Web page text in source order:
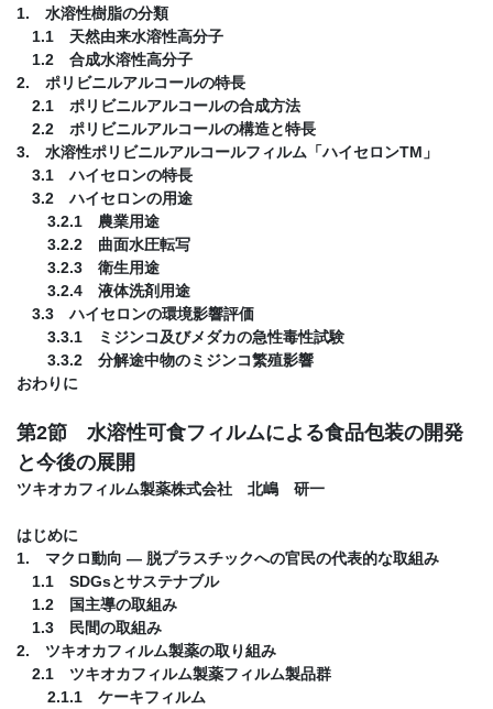
1. 水溶性樹脂の分類
1.1 天然由来水溶性高分子
1.2 合成水溶性高分子
2. ポリビニルアルコールの特長
2.1 ポリビニルアルコールの合成方法
2.2 ポリビニルアルコールの構造と特長
3. 水溶性ポリビニルアルコールフィルム「ハイセロンTM」
3.1 ハイセロンの特長
3.2 ハイセロンの用途
3.2.1 農業用途
3.2.2 曲面水圧転写
3.2.3 衛生用途
3.2.4 液体洗剤用途
3.3 ハイセロンの環境影響評価
3.3.1 ミジンコ及びメダカの急性毒性試験
3.3.2 分解途中物のミジンコ繁殖影響
おわりに
第2節 水溶性可食フィルムによる食品包装の開発
と今後の展開
ツキオカフィルム製薬株式会社 北嶋 研一
はじめに
1. マクロ動向 ― 脱プラスチックへの官民の代表的な取組み
1.1 SDGsとサステナブル
1.2 国主導の取組み
1.3 民間の取組み
2. ツキオカフィルム製薬の取り組み
2.1 ツキオカフィルム製薬フィルム製品群
2.1.1 ケーキフィルム